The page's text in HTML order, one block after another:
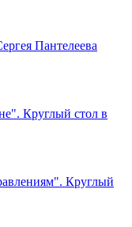
Пантелеева
Круглый стол в
Круглый